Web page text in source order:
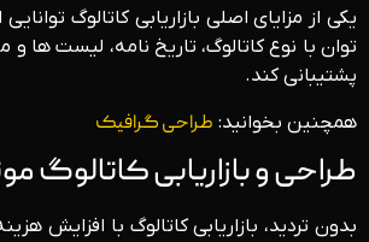
یکی از مزایای اصلی بازاریابی کاتالوگ
توان با نوع کاتالوگ، تاریخ نامه، لیست ها و
پشتیبانی کند.
همچنین بخوانید: طراحی گرافیک
طراحی و بازاریابی کاتالوگ
بدون تردید، بازاریابی کاتالوگ با